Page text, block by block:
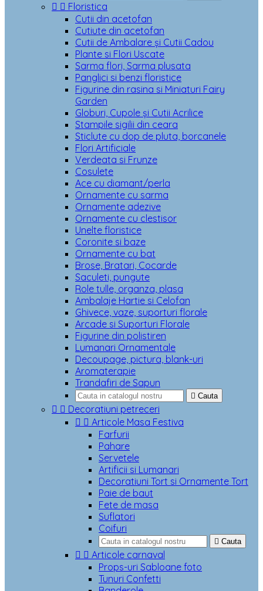
  Floristica
Cutii din acetofan
Cutiute din acetofan
Cutii de Ambalare și Cutii Cadou
Plante si Flori Uscate
Sarma flori, Sarma plusata
Panglici si benzi floristice
Figurine din rasina si Miniaturi Fairy
Garden
Globuri, Cupole și Cutii Acrilice
Stampile sigilii din ceara
Sticlute cu dop de pluta, borcanele
Flori Artificiale
Verdeata si Frunze
Cosulete
Ace cu diamant/perla
Ornamente cu sarma
Ornamente adezive
Ornamente cu clestisor
Unelte floristice
Coronite si baze
Ornamente cu bat
Brose, Bratari, Cocarde
Saculeti, pungute
Role tulle, organza, plasa
Ambalaje Hartie si Celofan
Ghivece, vaze, suporturi florale
Arcade si Suporturi Florale
Figurine din polistiren
Lumanari Ornamentale
Decoupage, pictura, blank-uri
Aromaterapie
Trandafiri de Sapun
 Cauta
  Decoratiuni petreceri
  Articole Masa Festiva
Farfurii
Pahare
Servetele
Artificii si Lumanari
Decoratiuni Tort si Ornamente Tort
Paie de baut
Fete de masa
Suflatori
Coifuri
 Cauta
  Articole carnaval
Props-uri Sabloane foto
Tunuri Confetti